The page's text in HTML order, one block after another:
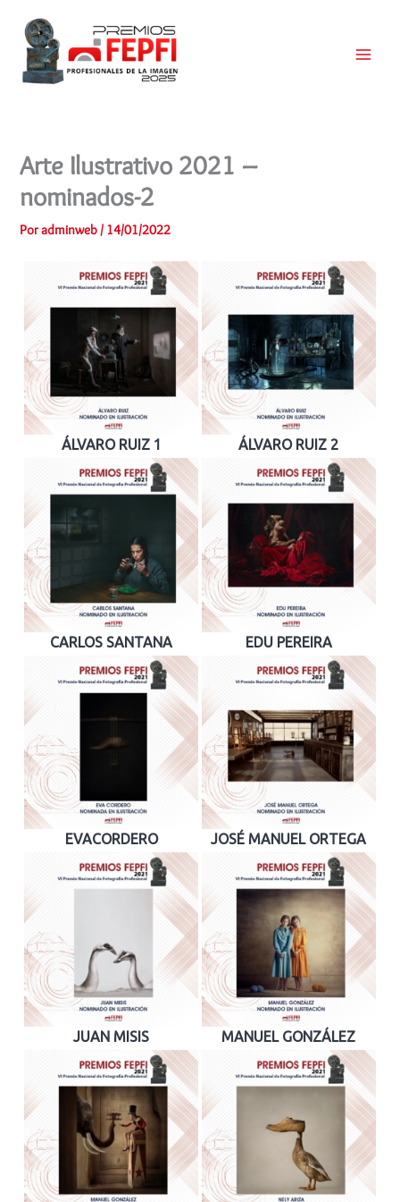
contenido
Arte Ilustrativo 2021 –
nominados-2
Poradminweb / 14/01/2022
ÁLVARO RUIZ 1 ÁLVARO RUIZ 2
CARLOS SANTANA EDU PEREIRA
EVACORDERO JOSÉ MANUEL ORTEGA
JUAN MISIS MANUEL GONZÁLEZ